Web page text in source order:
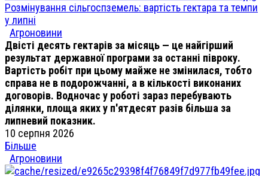
Розмінування сільгоспземель: вартість гектара та темпи
у липні
Агроновини
Двісті десять гектарів за місяць — це найгірший
результат державної програми за останні півроку.
Вартість робіт при цьому майже не змінилася, тобто
справа не в подорожчанні, а в кількості виконаних
договорів. Водночас у роботі зараз перебувають
ділянки, площа яких у п'ятдесят разів більша за
липневий показник.
10 серпня 2026
Більше
Агроновини